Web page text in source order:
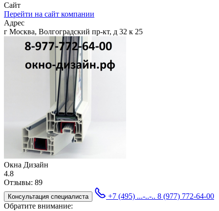
Сайт
Перейти на сайт компании
Адрес
г Москва, Волгоградский пр-кт, д 32 к 25
Окна Дизайн
4.8
Отзывы: 89
Консультация специалиста +7 (495) ...-..-.. 8 (977) 772-64-00
Обратите внимание: